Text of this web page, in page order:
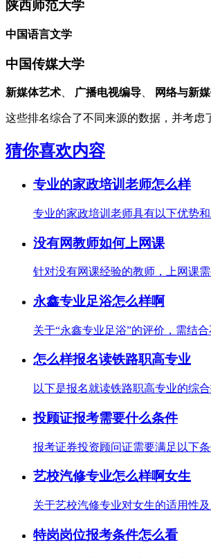
陕西师范大学
中国语言文学
中国传媒大学
新媒体艺术 广播电视编导 网络与新
这些排名综合了不同来源的数据，并考虑
猜你喜欢内容
专业的家政培训老师怎么样
专业的家政培训老师具有以下优势
没有网教师如何上网课
针对没有网课经验的教师，上网课
永鑫专业足浴怎么样啊
关于“永鑫专业足浴”的评价，需结
怎么样报名读铁路职高专业
以下是报名就读铁路职高专业的综
投顾证报考需要什么条件
报考证券投资顾问证需要满足以下
艺校汽修专业怎么样啊女生
关于艺校汽修专业对女生的适用性
特岗岗位报考条件怎么看